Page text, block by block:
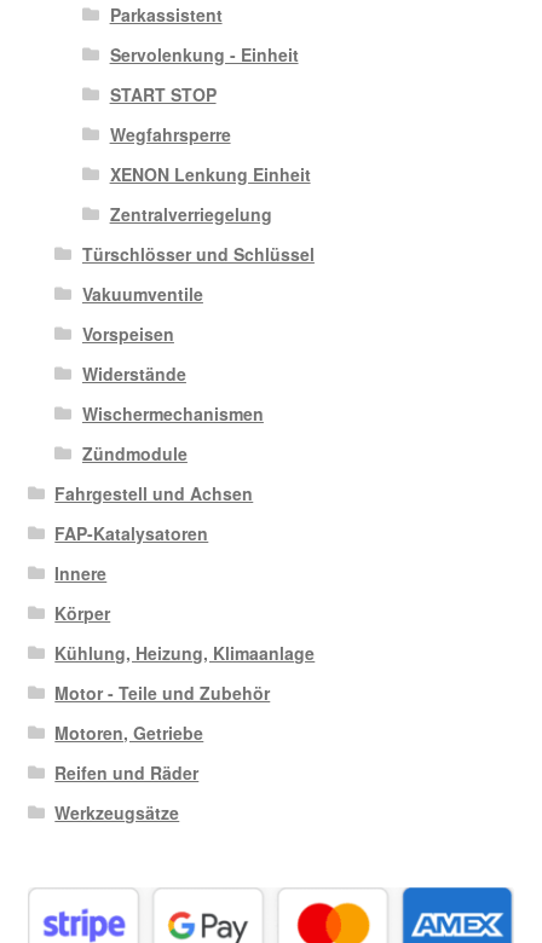
Parkassistent
Servolenkung - Einheit
START STOP
Wegfahrsperre
XENON Lenkung Einheit
Zentralverriegelung
Türschlösser und Schlüssel
Vakuumventile
Vorspeisen
Widerstände
Wischermechanismen
Zündmodule
Fahrgestell und Achsen
FAP-Katalysatoren
Innere
Körper
Kühlung, Heizung, Klimaanlage
Motor - Teile und Zubehör
Motoren, Getriebe
Reifen und Räder
Werkzeugsätze